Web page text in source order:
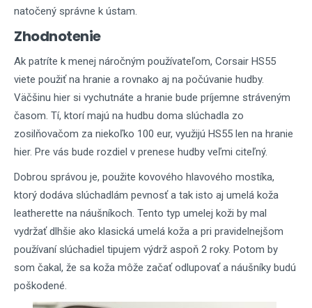
natočený správne k ústam.
Zhodnotenie
Ak patríte k menej náročným používateľom, Corsair HS55
viete použiť na hranie a rovnako aj na počúvanie hudby.
Väčšinu hier si vychutnáte a hranie bude príjemne stráveným
časom. Tí, ktorí majú na hudbu doma slúchadla zo
zosilňovačom za niekoľko 100 eur, využijú HS55 len na hranie
hier. Pre vás bude rozdiel v prenese hudby veľmi citeľný.
Dobrou správou je, použite kovového hlavového mostíka,
ktorý dodáva slúchadlám pevnosť a tak isto aj umelá koža
leatherette na náušníkoch. Tento typ umelej koži by mal
vydržať dlhšie ako klasická umelá koža a pri pravidelnejšom
používaní slúchadiel tipujem výdrž aspoň 2 roky. Potom by
som čakal, že sa koža môže začať odlupovať a náušníky budú
poškodené.